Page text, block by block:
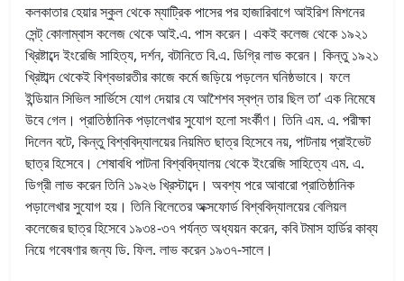
কলকাতার হেয়ার স্কুল থেকে ম্যাট্রিক পাসের পর হাজারিবাগে আইরিশ মিশনের
সেন্ট্ কোলাম্বাস কলেজ থেকে আই.এ. পাস করেন। একই কলেজ থেকে ১৯২১
খ্রিষ্টাব্দে ইংরেজি সাহিত্য, দর্শন, বটানিতে বি.এ. ডিগ্রি লাভ করেন। কিন্তু ১৯২১
খ্রিষ্টাব্দ থেকেই বিশ্বভারতীর কাজে কর্মে জড়িয়ে পড়লেন ঘনিষ্ঠভাবে। ফলে
ইন্ডিয়ান সিভিল সার্ভিসে যোগ দেয়ার যে আশৈশব স্বপ্ন তার ছিল তা’ এক নিমেষে
উবে গেল। প্রাতিষ্ঠানিক পড়ালেখার সুযোগ হলো সংর্কীণ। তিনি এম. এ. পরীক্ষা
দিলেন বটে, কিন্তু বিশ্ববিদ্যালয়ের নিয়মিত ছাত্র হিসেবে নয়, পাটনায় প্রাইভেট
ছাত্র হিসেবে। শেষাবধি পাটনা বিশ্ববিদ্যালয় থেকে ইংরেজি সাহিত্যে এম. এ.
ডিগ্রী লাভ করেন তিনি ১৯২৬ খ্রিস্টাব্দে। অবশ্য পরে আবারো প্রাতিষ্ঠানিক
পড়ালেখার সুযোগ হয়। তিনি বিলেতের অক্সফোর্ড বিশ্ববিদ্যালয়ের বেলিয়ল
কলেজের ছাত্র হিসেবে ১৯৩৪-৩৭ পর্যন্ত অধ্যয়ন করেন, কবি টমাস হার্ডির কাব্য
নিয়ে গবেষণার জন্য ডি. ফিল. লাভ করেন ১৯৩৭-সালে।